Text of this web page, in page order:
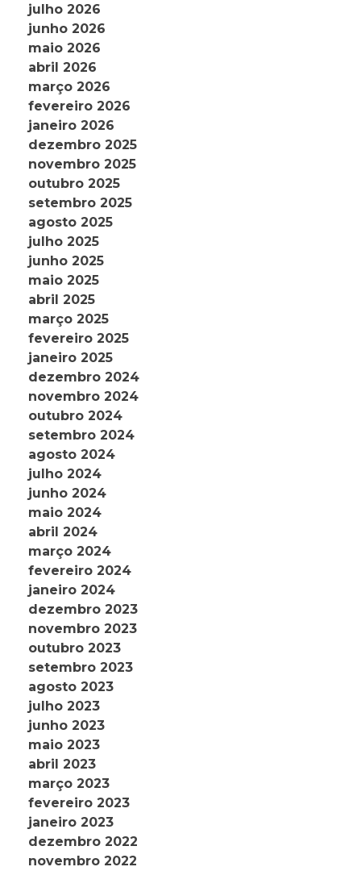
julho 2026
junho 2026
maio 2026
abril 2026
março 2026
fevereiro 2026
janeiro 2026
dezembro 2025
novembro 2025
outubro 2025
setembro 2025
agosto 2025
julho 2025
junho 2025
maio 2025
abril 2025
março 2025
fevereiro 2025
janeiro 2025
dezembro 2024
novembro 2024
outubro 2024
setembro 2024
agosto 2024
julho 2024
junho 2024
maio 2024
abril 2024
março 2024
fevereiro 2024
janeiro 2024
dezembro 2023
novembro 2023
outubro 2023
setembro 2023
agosto 2023
julho 2023
junho 2023
maio 2023
abril 2023
março 2023
fevereiro 2023
janeiro 2023
dezembro 2022
novembro 2022